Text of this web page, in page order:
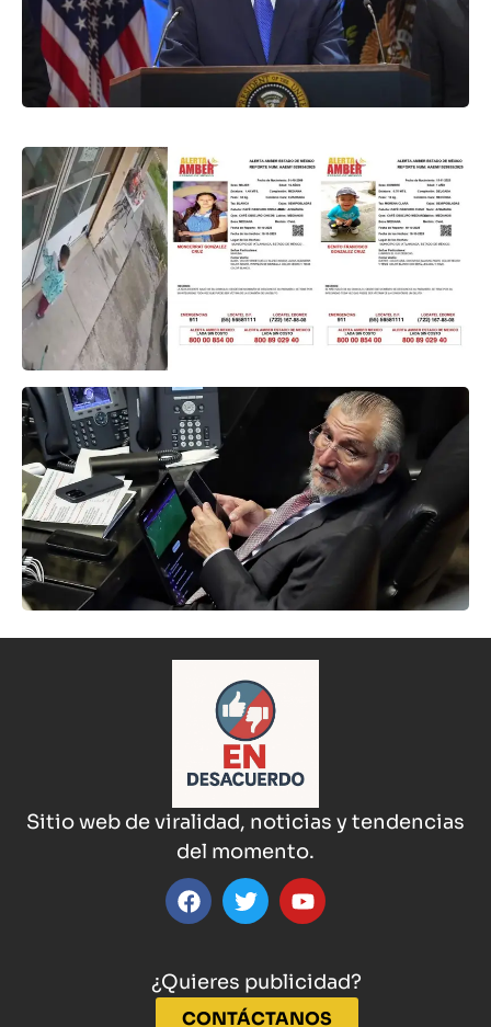
¿Quieres publicidad?
CONTÁCTANOS
Sitio web de viralidad, noticias y tendencias
del momento.